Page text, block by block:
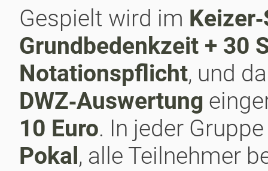
Gespielt wird im
Grundbedenkzeit + 30
Notationspflicht, und
DWZ‑Auswertung
10 Euro. In jeder
Pokal, alle Teilnehmer